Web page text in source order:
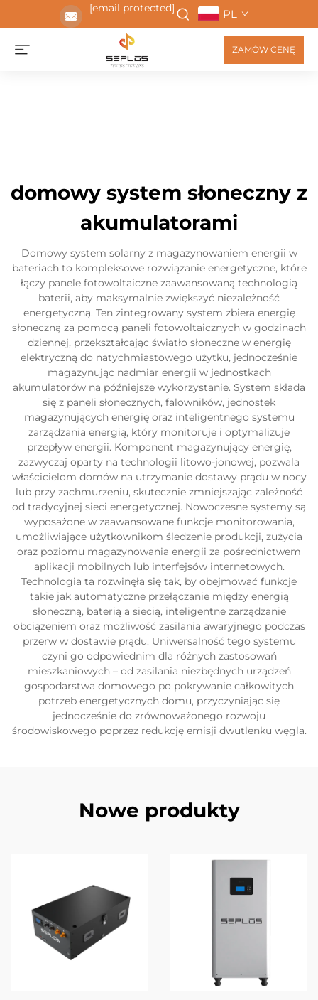
[email protected] PL
ZAMÓW CENĘ
domowy system słoneczny z
akumulatorami
Domowy system solarny z magazynowaniem energii w
bateriach to kompleksowe rozwiązanie energetyczne, które
łączy panele fotowoltaiczne zaawansowaną technologią
baterii, aby maksymalnie zwiększyć niezależność
energetyczną. Ten zintegrowany system zbiera energię
słoneczną za pomocą paneli fotowoltaicznych w godzinach
dziennej, przekształcając światło słoneczne w energię
elektryczną do natychmiastowego użytku, jednocześnie
magazynując nadmiar energii w jednostkach
akumulatorów na późniejsze wykorzystanie. System składa
się z paneli słonecznych, falowników, jednostek
magazynujących energię oraz inteligentnego systemu
zarządzania energią, który monitoruje i optymalizuje
przepływ energii. Komponent magazynujący energię,
zazwyczaj oparty na technologii litowo-jonowej, pozwala
właścicielom domów na utrzymanie dostawy prądu w nocy
lub przy zachmurzeniu, skutecznie zmniejszając zależność
od tradycyjnej sieci energetycznej. Nowoczesne systemy są
wyposażone w zaawansowane funkcje monitorowania,
umożliwiające użytkownikom śledzenie produkcji, zużycia
oraz poziomu magazynowania energii za pośrednictwem
aplikacji mobilnych lub interfejsów internetowych.
Technologia ta rozwinęła się tak, by obejmować funkcje
takie jak automatyczne przełączanie między energią
słoneczną, baterią a siecią, inteligentne zarządzanie
obciążeniem oraz możliwość zasilania awaryjnego podczas
przerw w dostawie prądu. Uniwersalność tego systemu
czyni go odpowiednim dla różnych zastosowań
mieszkaniowych – od zasilania niezbędnych urządzeń
gospodarstwa domowego po pokrywanie całkowitych
potrzeb energetycznych domu, przyczyniając się
jednocześnie do zrównoważonego rozwoju
środowiskowego poprzez redukcję emisji dwutlenku węgla.
Nowe produkty